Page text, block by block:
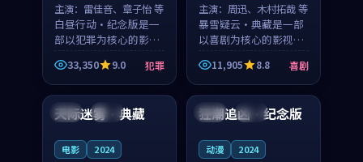
主演： 雷佳音、章子怡 等
白昼行动·纪念版是一
部以犯罪为核心的影视
作品，围绕危机、反转
与人物成长展开，整体
节奏紧凑，值得推荐观
33,350 9.0 犯罪
主演： 周迅、木村拓哉 等
暴雪疑云·典藏是一部
以喜剧为核心的影视作
品，围绕危机、反转与
人物成长展开，整体节
奏紧凑，值得推荐观
11,905 8.8 喜剧
泰国 热播
天际迷雾·典藏
电影 2024
日本 高分
狂潮追凶·纪念版
动漫 2024